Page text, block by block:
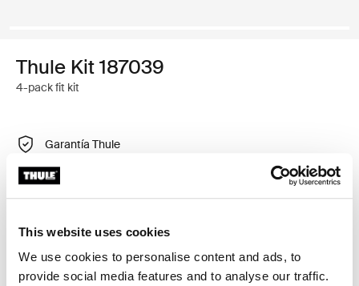
This website uses cookies
We use cookies to personalise content and ads, to
provide social media features and to analyse our traffic.
Thule Kit 187039
4-pack fit kit
Garantía Thule
Encontrar en tienda
Kit de ajuste a la medida para montar un sistema de
portaequipajes de techo Thule en vehículos con puntos
de fijación integrados, perfil en T o puntos de fijación